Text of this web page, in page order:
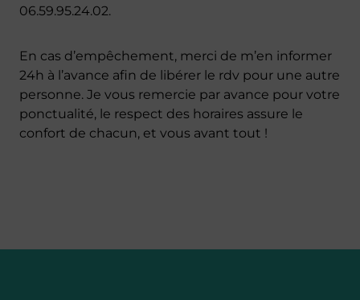
06.59.95.24.02.
En cas d’empêchement, merci de m’en informer
24h à l’avance afin de libérer le rdv pour une autre
personne. Je vous remercie par avance pour votre
ponctualité, le respect des horaires assure le
confort de chacun, et vous avant tout !